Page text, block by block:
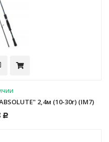
2,4м (10-30г) (IM7)
Р